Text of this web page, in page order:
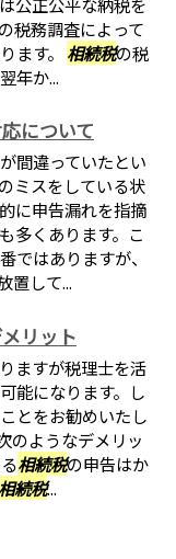
税務調査によって
ます。 相続税の税
年か...
について
間違っていたとい
ミスをしている状
に申告漏れを指摘
多くあります。こ
ではありますが、
置して...
リット
ますが税理士を活
能になります。し
とをお勧めいたし
のようなデメリッ
相続税の申告はか
相続税...